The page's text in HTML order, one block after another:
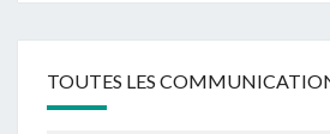
TOUTES LES